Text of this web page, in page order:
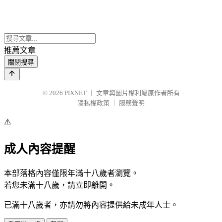
推薦文章
關閉搜尋
© 2026 PIXNET
文章與圖片權利屬原作者所有
隱私權政策
服務聲明
⚠️
成人內容提醒
本部落格內容僅限年滿十八歲者瀏覽。
若您未滿十八歲，請立即離開。
已滿十八歲者，亦請勿將內容提供給未成年人士。